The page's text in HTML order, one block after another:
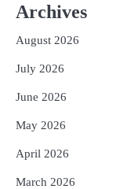
5
Archives
August 2026
July 2026
June 2026
May 2026
April 2026
March 2026